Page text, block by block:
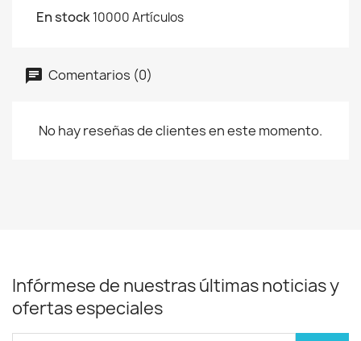
En stock10000 Artículos
Comentarios (0)
No hay reseñas de clientes en este momento.
Infórmese de nuestras últimas noticias y
ofertas especiales